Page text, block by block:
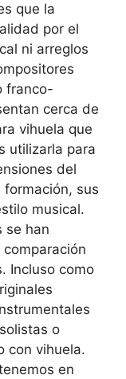
que la
por el
ni arreglos
franco-
cerca de
vihuela que
utilizarla para
del
sus
musical.
se han
Incluso como
o
con vihuela.
en